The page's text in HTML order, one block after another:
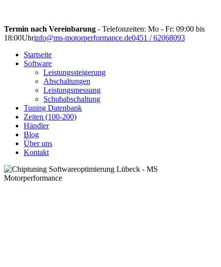
Termin nach Vereinbarung - Telefonzeiten: Mo - Fr: 09:00 bis
18:00Uhrinfo@ms-motorperformance.de0451 / 62068093
Startseite
Software
Leistungssteigerung
Abschaltungen
Leistungsmessung
Schubabschaltung
Tuning Datenbank
Zeiten (100-200)
Händler
Blog
Über uns
Kontakt